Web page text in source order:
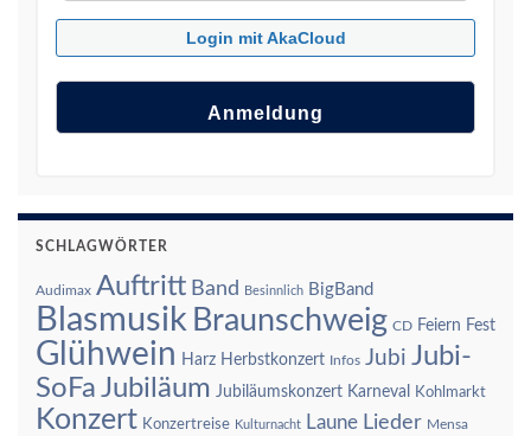
Login mit AkaCloud
SCHLAGWÖRTER
Audimax Auftritt Band Besinnlich BigBand
Blasmusik Braunschweig CD Feiern Fest
Glühwein Harz Herbstkonzert Infos Jubi Jubi-
SoFa Jubiläum Jubiläumskonzert Karneval Kohlmarkt
Konzert Konzertreise Kulturnacht Laune Lieder Mensa